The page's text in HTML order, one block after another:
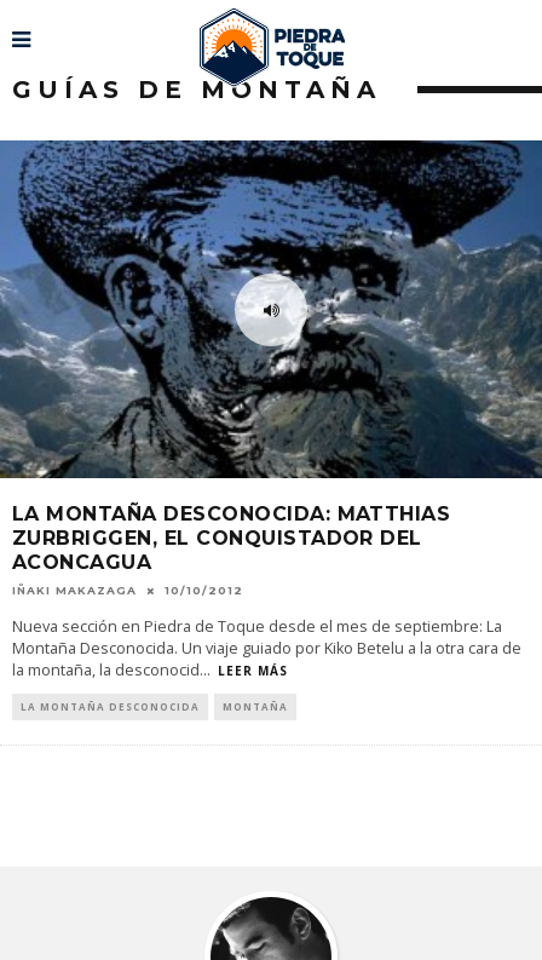
GUÍAS DE MONTAÑA
LA MONTAÑA DESCONOCIDA: MATTHIAS
ZURBRIGGEN, EL CONQUISTADOR DEL
ACONCAGUA
IÑAKI MAKAZAGA 10/10/2012
Nueva sección en Piedra de Toque desde el mes de septiembre: La
Montaña Desconocida. Un viaje guiado por Kiko Betelu a la otra cara de
la montaña, la desconocid... LEER MÁS
LA MONTAÑA DESCONOCIDA MONTAÑA